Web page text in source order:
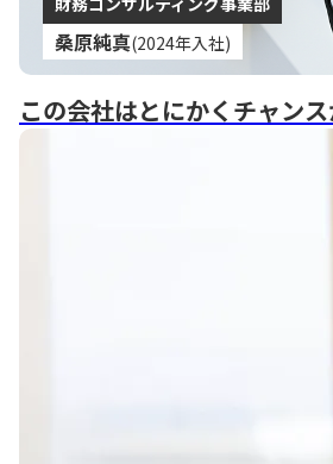
桑原純真(2024年入社)
この会社はとにかくチャン